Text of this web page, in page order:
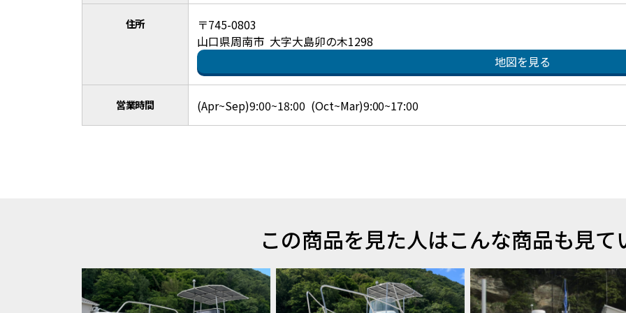
住所
〒745-0803
山口県周南市 大字大島卯の木1298
地図を見る
営業時間 (Apr~Sep)9:00~18:00 (Oct~Mar)9:00~17:00
この商品を見た人はこんな商品も見て